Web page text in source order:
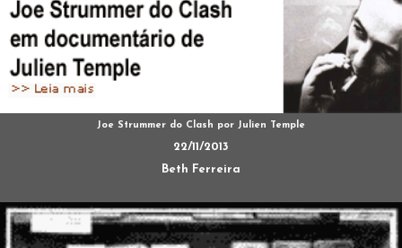
Joe Strummer do Clash por Julien Temple
22/11/2013
Beth Ferreira